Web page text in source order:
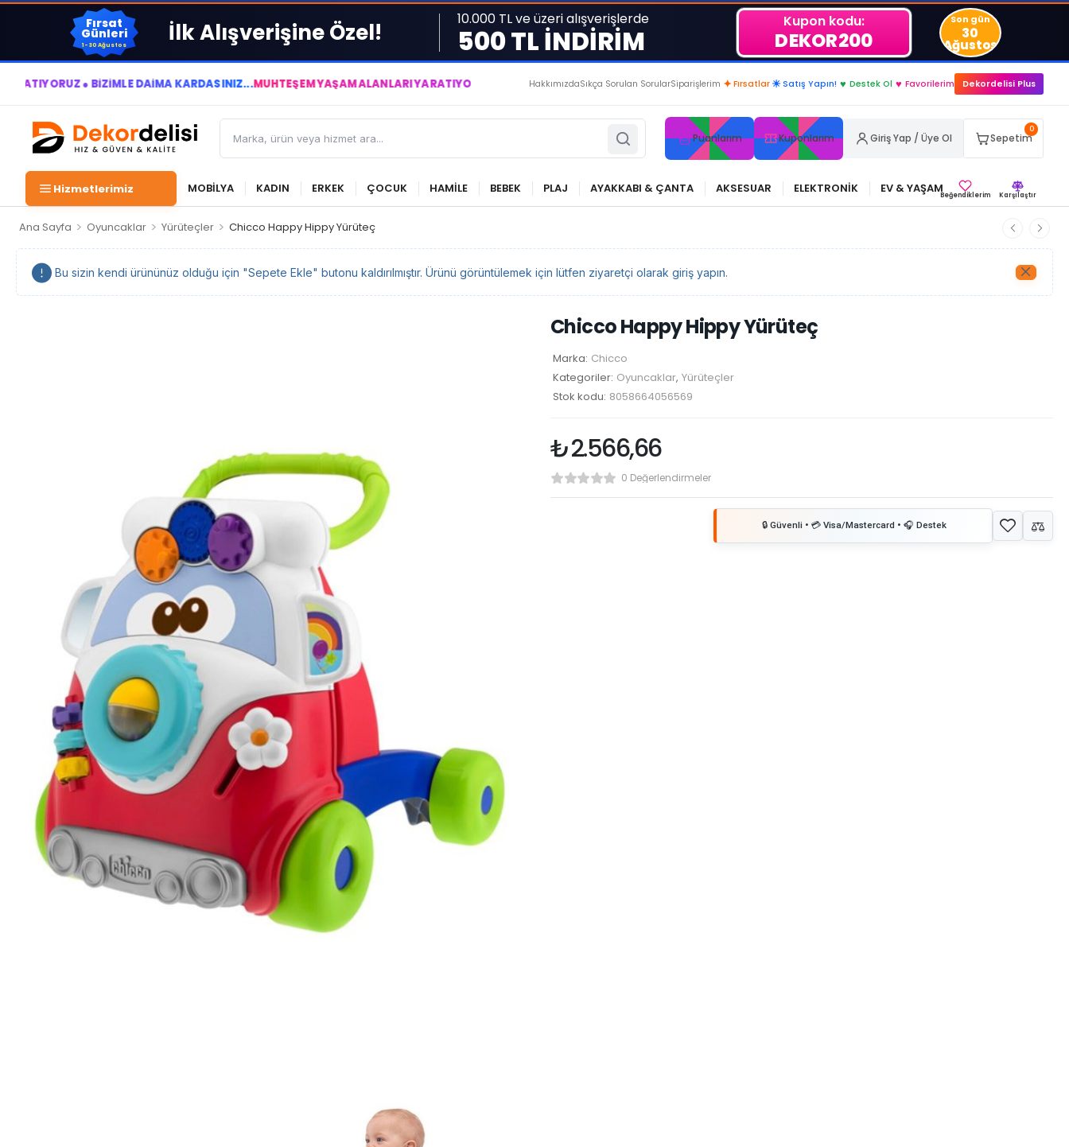
Fırsat
Günleri
1-30 Ağustos İlk Alışverişine Özel! 10.000 TL ve üzeri alışverişlerde
500 TL İNDİRİM
Kupon kodu:
DEKOR200
Son gün
30
Ağustos
● BİZİMLE DAİMA KÂRDASINIZ...MUHTEŞEM YAŞAM ALANLARI YARATIYOR VE YAŞATIYORUZ ● BİZİMLE DAİMA KÂRDASINIZ...
HakkımızdaSıkça Sorulan SorularSiparişlerim ✦ Fırsatlar ☀ Satış Yapın! ♥ Destek Ol ♥ Favorilerim Dekordelisi Plus
Puanlarım Kuponlarım Giriş Yap / Üye Ol
0
Sepetim
Hizmetlerimiz MOBİLYA KADIN ERKEK ÇOCUK HAMİLE BEBEK PLAJ AYAKKABI & ÇANTA AKSESUAR ELEKTRONİK EV & YAŞAMBeğendiklerim Karşılaştır
Ana Sayfa > Oyuncaklar > Yürüteçler > Chicco Happy Hippy Yürüteç
Bu sizin kendi ürününüz olduğu için "Sepete Ekle" butonu kaldırılmıştır. Ürünü görüntülemek için lütfen ziyaretçi olarak giriş yapın.
Chicco Happy Hippy Yürüteç
Marka: Chicco
Kategoriler: Oyuncaklar, Yürüteçler
Stok kodu: 8058664056569
₺2.566,66
0 Değerlendirmeler